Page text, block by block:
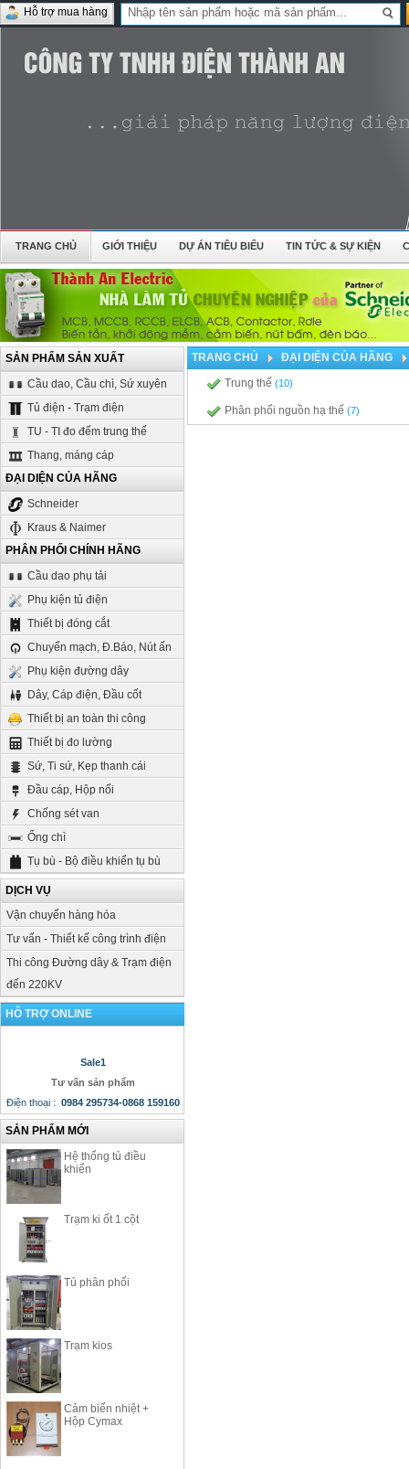
Hỗ trợ mua hàng
TRANG CHỦ GIỚI THIỆU DỰ ÁN TIÊU BIỂU TIN TỨC & SỰ KIỆN
SẢN PHẨM SẢN XUẤT
Cầu dao, Cầu chì, Sứ xuyên
Tủ điện - Trạm điện
TU - TI đo đếm trung thế
Thang, máng cáp
ĐẠI DIỆN CỦA HÃNG
Schneider
Kraus & Naimer
PHÂN PHỐI CHÍNH HÃNG
Cầu dao phụ tải
Phụ kiện tủ điện
Thiết bị đóng cắt
Chuyển mạch, Đ.Báo, Nút ấn
Phụ kiện đường dây
Dây, Cáp điện, Đầu cốt
Thiết bị an toàn thi công
Thiết bị đo lường
Sứ, Ti sứ, Kẹp thanh cái
Đầu cáp, Hộp nối
Chống sét van
Ống chì
Tụ bù - Bộ điều khiển tụ bù
DỊCH VỤ
Vận chuyển hàng hóa
Tư vấn - Thiết kế công trình điện
Thi công Đường dây & Trạm điện
đến 220KV
HỖ TRỢ ONLINE
Sale1
Tư vấn sản phẩm
Điện thoại : 0984 295734-0868 159160
SẢN PHẨM MỚI
Hệ thống tủ điều
khiển
Trạm ki ốt 1 cột
Tủ phân phối
Trạm kios
Cảm biến nhiệt +
Hộp Cymax
TRANG CHỦ
ĐẠI DIỆN CỦA HÃNG
Trung thế (10)
Phân phối nguồn hạ thế (7)